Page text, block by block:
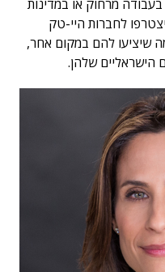
מרחוק או במדינות
לחברות היי-טק
שיציעו להם במקום אחר,
הישראליים שלהן.